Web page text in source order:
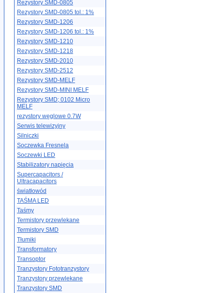
Rezystory SMD-0805
Rezystory SMD-0805 tol.: 1%
Rezystory SMD-1206
Rezystory SMD-1206 tol.: 1%
Rezystory SMD-1210
Rezystory SMD-1218
Rezystory SMD-2010
Rezystory SMD-2512
Rezystory SMD-MELF
Rezystory SMD-MINI MELF
Rezystory SMD; 0102 Micro
MELF
rezystory węglowe 0.7W
Serwis telewizyjny
Silniczki
Soczewka Fresnela
Soczewki LED
Stabilizatory napięcia
Supercapacitors /
Ultracapacitors
światłowód
TAŚMA LED
Taśmy
Termistory przewlekane
Termistory SMD
Tłumiki
Transformatory
Transoptor
Tranzystory Fototranzystory
Tranzystory przewlekane
Tranzystory SMD